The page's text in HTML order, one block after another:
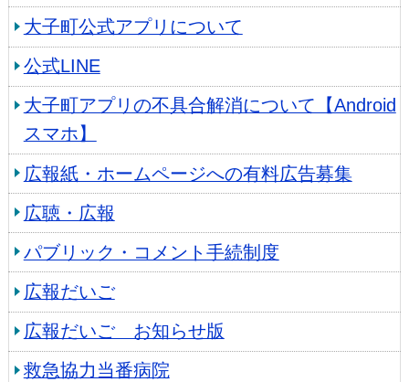
大子町公式アプリについて
公式LINE
大子町アプリの不具合解消について【Android
スマホ】
広報紙・ホームページへの有料広告募集
広聴・広報
パブリック・コメント手続制度
広報だいご
広報だいご お知らせ版
救急協力当番病院